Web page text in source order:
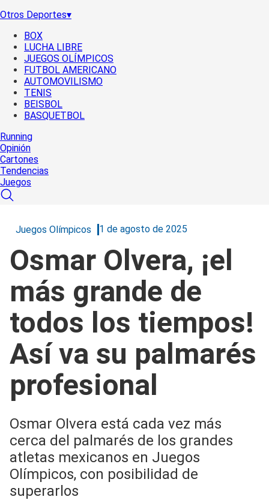
Otros Deportes▾
BOX
LUCHA LIBRE
JUEGOS OLÍMPICOS
FUTBOL AMERICANO
AUTOMOVILISMO
TENIS
BEISBOL
BASQUETBOL
Running
Opinión
Cartones
Tendencias
Juegos
Juegos Olímpicos 1 de agosto de 2025
Osmar Olvera, ¡el
más grande de
todos los tiempos!
Así va su palmarés
profesional
Osmar OIvera está cada vez más
cerca del palmarés de los grandes
atletas mexicanos en Juegos
Olímpicos, con posibilidad de
superarlos